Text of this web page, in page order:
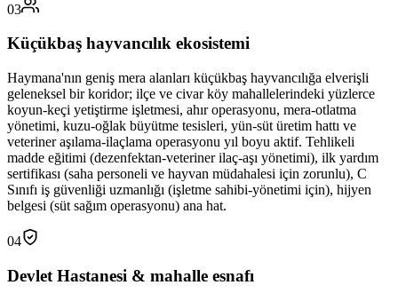
03
Küçükbaş hayvancılık ekosistemi
Haymana'nın geniş mera alanları küçükbaş hayvancılığa elverişli
geleneksel bir koridor; ilçe ve civar köy mahallelerindeki yüzlerce
koyun-keçi yetiştirme işletmesi, ahır operasyonu, mera-otlatma
yönetimi, kuzu-oğlak büyütme tesisleri, yün-süt üretim hattı ve
veteriner aşılama-ilaçlama operasyonu yıl boyu aktif. Tehlikeli
madde eğitimi (dezenfektan-veteriner ilaç-aşı yönetimi), ilk yardım
sertifikası (saha personeli ve hayvan müdahalesi için zorunlu), C
Sınıfı iş güvenliği uzmanlığı (işletme sahibi-yönetimi için), hijyen
belgesi (süt sağım operasyonu) ana hat.
04
Devlet Hastanesi & mahalle esnafı